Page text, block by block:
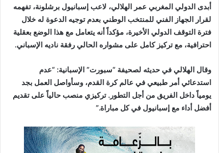
ا
أبدى الدولي المغربي عمر الهلالي، لاعب إسبانيول برشلونة، تفهمه
لقرار الجهاز الفني للمنتخب الوطني بعدم توجيه الدعوة له خلال
فترة التوقف الدولي الأخيرة، مؤكداً أنه يتعامل مع هذا الوضع بعقلية
احترافية، مع تركيز كامل على مشواره الحالي رفقة ناديه الإسباني.
وقال الهلالي في حديثه لصحيفة “سبورت” الإسبانية: “عدم
استدعائي أمر طبيعي في عالم كرة القدم، وسأواصل العمل بجد
يومياً داخل الفريق من أجل التطور. تركيزي منصب حالياً على تقديم
أفضل أداء مع إسبانيول في كل مباراة.”